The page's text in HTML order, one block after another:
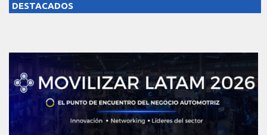
DESTACADOS